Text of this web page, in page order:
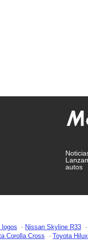
autos
Nissan Skyline R33
Corolla Cross Toyota Hilux